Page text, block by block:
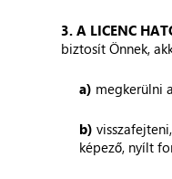
3. A LICENC
biztosít Önnek,
a) megkerülni
b)
képező, nyílt